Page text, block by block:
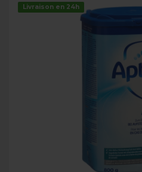
Livraison en 24h